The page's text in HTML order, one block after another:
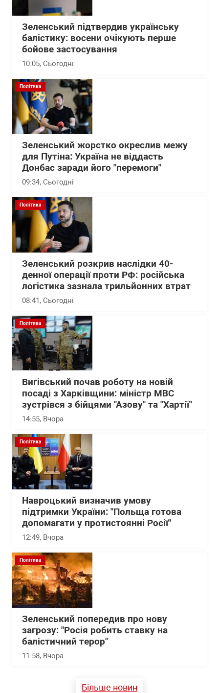
Зеленський підтвердив українську
балістику: восени очікують перше
бойове застосування
10:05, Сьогодні
Політика
Зеленський жорстко окреслив межу
для Путіна: Україна не віддасть
Донбас заради його "перемоги"
09:34, Сьогодні
Політика
Зеленський розкрив наслідки 40-
денної операції проти РФ: російська
логістика зазнала трильйонних втрат
08:41 , Сьогодні
Політика
Вигівський почав роботу на новій
посаді з Харківщини: міністр МВС
зустрівся з бійцями "Азову" та "Хартії"
14:55, Вчора
Політика
Навроцький визначив умову
підтримки України: "Польща готова
допомагати у протистоянні Росії"
12:49, Вчора
Політика
Зеленський попередив про нову
загрозу: "Росія робить ставку на
балістичний терор"
11:58, Вчора
Більше новин